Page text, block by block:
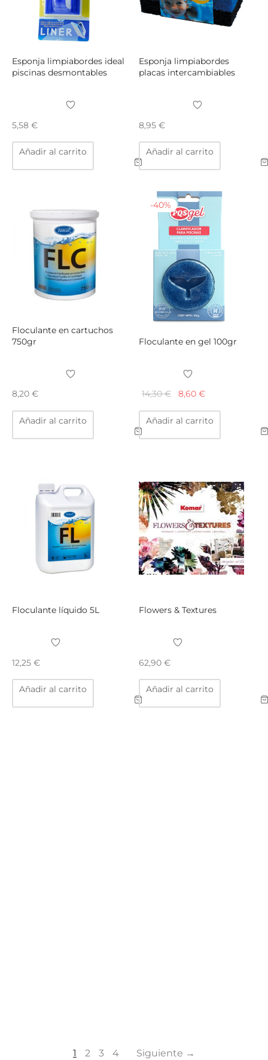
Esponja limpiabordes ideal
piscinas desmontables
5,58 €
Añadir al carrito
Esponja limpiabordes
placas intercambiables
8,95 €
Añadir al carrito
Floculante en cartuchos
750gr
8,20 €
Añadir al carrito
-40%
Floculante en gel 100gr
14,30€
El
precio
original
era:
8,60 €
precio
actual
es:
Añadir al carrito
Floculante líquido 5L
12,25 €
Añadir al carrito
Flowers & Textures
62,90 €
Añadir al carrito
1 2 3 4 Siguiente →